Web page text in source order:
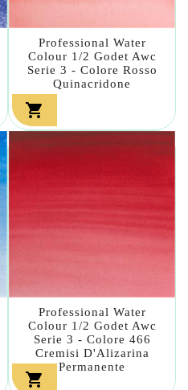
Professional Water
Colour 1/2 Godet Awc
Serie 3 - Colore Rosso
Quinacridone

Professional Water
Colour 1/2 Godet Awc
Serie 3 - Colore 466
Cremisi D'Alizarina
Permanente
